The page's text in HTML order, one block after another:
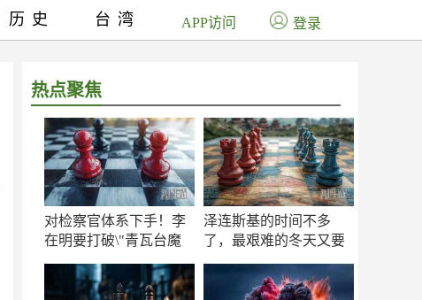
热点聚焦
对检察官体系下手！李
在明要打破\"青瓦台魔
泽连斯基的时间不多
了，最艰难的冬天又要
历史 台湾 APP访问 登录